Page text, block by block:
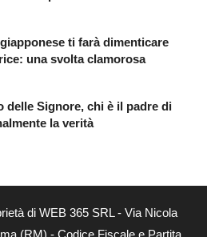
ti farà dimenticare
una svolta clamorosa
delle Signore, chi è il padre di
la verità
di WEB 365 SRL - Via Nicola
(RM) - Codice Fiscale e Partita